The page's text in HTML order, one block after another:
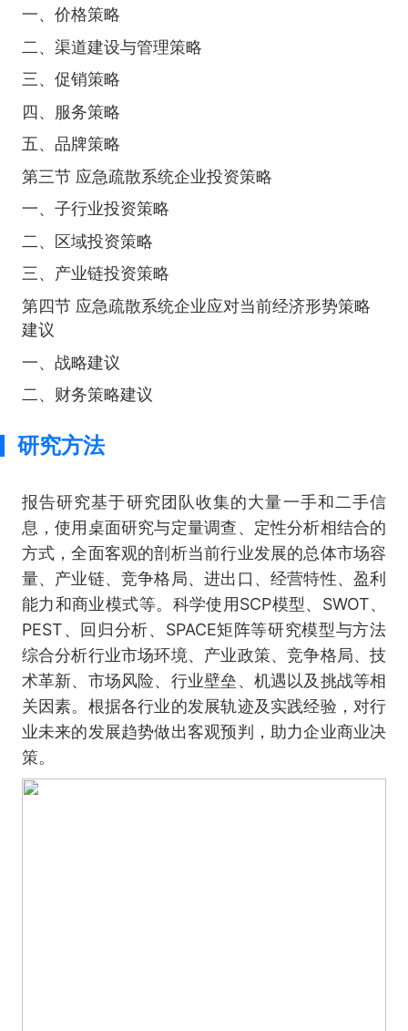
一、价格策略
二、渠道建设与管理策略
三、促销策略
四、服务策略
五、品牌策略
第三节 应急疏散系统企业投资策略
一、子行业投资策略
二、区域投资策略
三、产业链投资策略
第四节 应急疏散系统企业应对当前经济形势策略
建议
一、战略建议
二、财务策略建议
研究方法
报告研究基于研究团队收集的大量一手和二手信
息，使用桌面研究与定量调查、定性分析相结合的
方式，全面客观的剖析当前行业发展的总体市场容
量、产业链、竞争格局、进出口、经营特性、盈利
能力和商业模式等。科学使用SCP模型、SWOT、
PEST、回归分析、SPACE矩阵等研究模型与方法
综合分析行业市场环境、产业政策、竞争格局、技
术革新、市场风险、行业壁垒、机遇以及挑战等相
关因素。根据各行业的发展轨迹及实践经验，对行
业未来的发展趋势做出客观预判，助力企业商业决
策。